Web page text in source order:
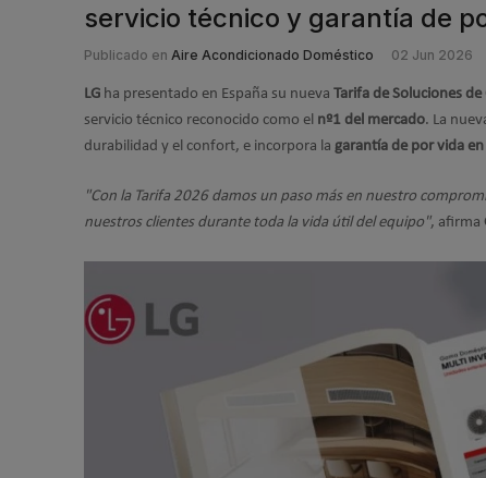
servicio técnico y garantía de
Publicado en Aire Acondicionado Doméstico 02 Jun 2026
LG ha presentado en España su nueva Tarifa de Soluciones
servicio técnico reconocido como el nº1 del mercado. La
durabilidad y el confort, e incorpora la garantía de por vida
"Con la Tarifa 2026 damos un paso más en nuestro
nuestros clientes durante toda la vida útil del equipo", afirma